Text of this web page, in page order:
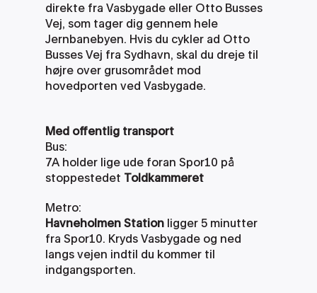
direkte fra Vasbygade eller Otto Busses
Vej, som tager dig gennem hele
Jernbanebyen. Hvis du cykler ad Otto
Busses Vej fra Sydhavn, skal du dreje til
højre over grusområdet mod
hovedporten ved Vasbygade.
Med offentlig transport
Bus:
7A holder lige ude foran Spor10 på
stoppestedet Toldkammeret
Metro:
Havneholmen Station ligger 5 minutter
fra Spor10. Kryds Vasbygade og ned
langs vejen indtil du kommer til
indgangsporten.